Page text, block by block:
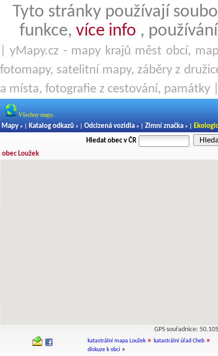
Tyto stránky používají
funkce, více info ,
| yMapy.cz - mapy krajů měst obcí,
fotomapy, satelitní mapy, záběry z
a místa, fotografie z cestování, památky
Všechny mapy..
Mapy » | Katalog odkazů » | Odcizená vozidla » | Zimní značka » |
Hledat obec v ČR
obec Loužek
GPS souřadnice:
katastrální mapa Loužek » katastrální úřad Cheb »
diskuze k obci »